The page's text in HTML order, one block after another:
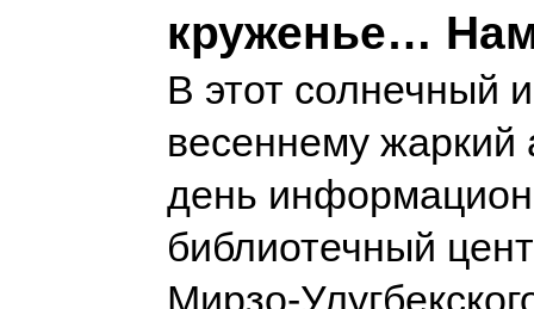
круженье…
В этот солнечный
весеннему жаркий
день
библиотечный
Мирзо-